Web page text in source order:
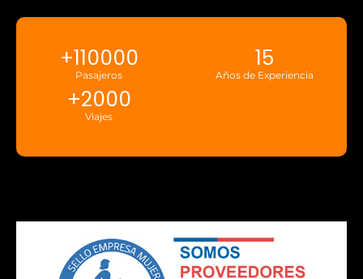
Pasajeros
+110000
Años de Experiencia
15
Viajes
+2000